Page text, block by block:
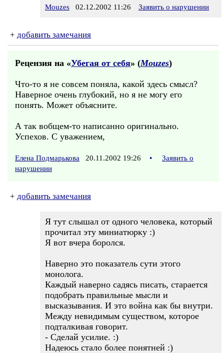
Mouzes 02.12.2002 11:26 Заявить о нарушении
+ добавить замечания
Рецензия на «Убегая от себя» (Mouzes)
Что-то я не совсем поняла, какой здесь смысл?
Наверное очень глубокий, но я не могу его
понять. Может объясните.
А так вобщем-то написанно оригинально.
Успехов. С уважением,
Елена Подмарькова 20.11.2002 19:26 •
Заявить о
нарушении
+ добавить замечания
Я тут слышал от одного человека, который
прочитал эту миниатюрку :)
Я вот вчера боролся.
Наверно это показатель сути этого
монолога.
Каждый наверно садясь писать, старается
подобрать правильные мысли и
высказывания. И это война как бы внутри.
Между невидимым существом, которое
подталкивая говорит.
- Сделай усилие. :)
Надеюсь стало более понятней :)